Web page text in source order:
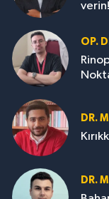
verin!
OP.
DR.
DR.